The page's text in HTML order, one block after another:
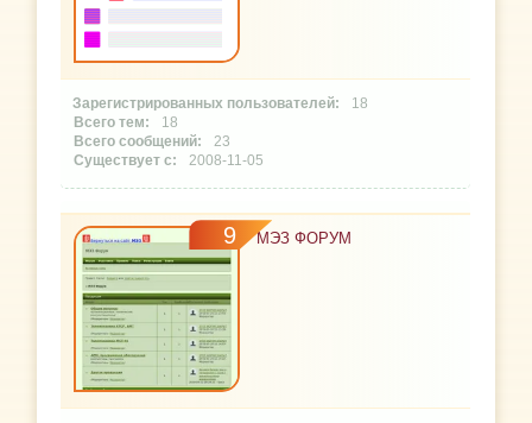
18
18
23
2008-11-05
9 МЭЗ ФОРУМ